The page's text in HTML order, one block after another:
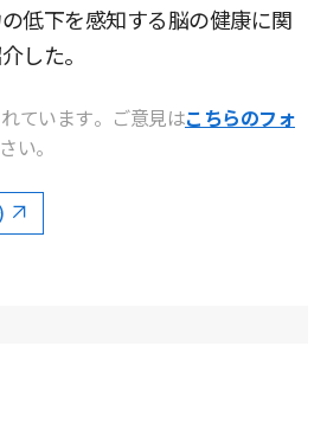
低下を感知する脳の健康に関
した。
ています。ご意見はこちらのフォ
い。